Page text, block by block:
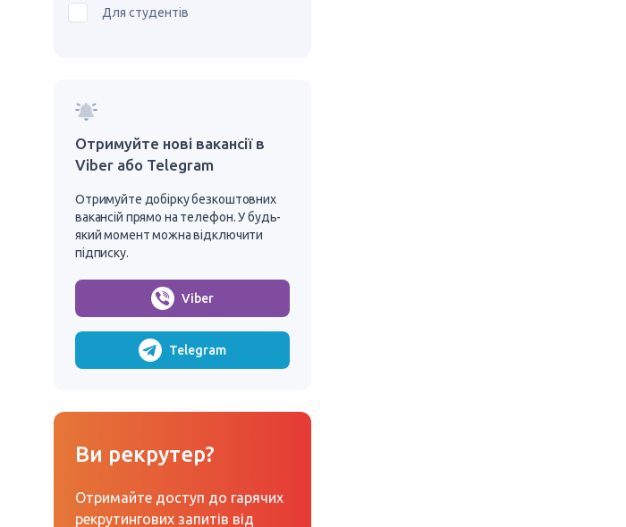
Для студентів
Отримуйте нові вакансії в
Viber або Telegram
Отримуйте добірку безкоштовних
вакансій прямо на телефон. У будь-
який момент можна відключити
підписку.
Viber
Telegram
Ви рекрутер?
Отримайте доступ до гарячих
рекрутингових запитів від